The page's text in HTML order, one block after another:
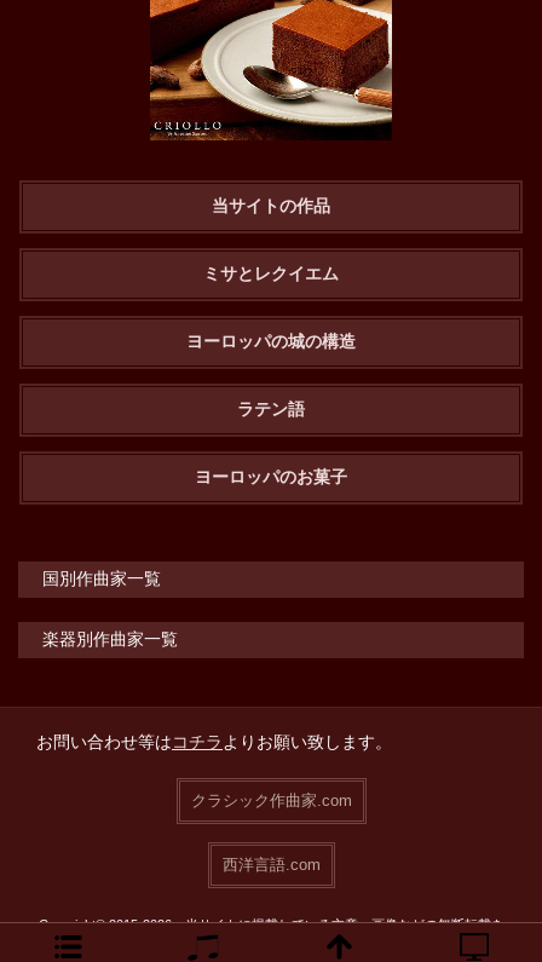
当サイトの作品
ミサとレクイエム
ヨーロッパの城の構造
ラテン語
ヨーロッパのお菓子
国別作曲家一覧
楽器別作曲家一覧
お問い合わせ等はコチラよりお願い致します。
クラシック作曲家.com
西洋言語.com
Copyright© 2015-2026 当サイトに掲載している文章・画像などの無断転載を